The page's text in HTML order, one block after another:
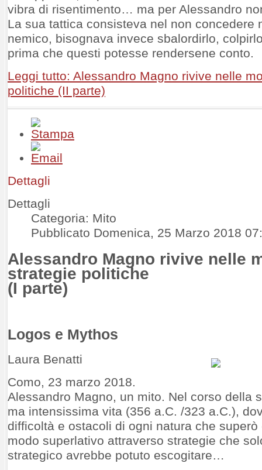
минут
. Всё, что требуется — смартфон или
ноутбук, карта и базовые данные. Система
работает автоматически, проверяет анкету и
выдаёт решение без звонков или ожидания. Это
не просто удобно — это даёт уверенность, что в
любой момент можно рассчитывать на быструю
круглосуточно, включая праздники и выходные.
Формат идеально подходит тем, кто живёт в
быстром темпе и не может позволить себе терять
становятся продолжением нашей мобильности —
всё решается в один клик, и именно в нужную
секунду.
vibra di risentimento… ma per Alessandro
La sua tattica consisteva nel non concedere
nemico, bisognava invece sbalordirlo,
prima che questi potesse rendersene conto.
Leggi tutto: Alessandro Magno rivive nelle
politiche (II parte)
Dettagli
Dettagli
Categoria: Mito
Pubblicato Domenica, 25 Marzo 2018
Alessandro Magno rivive nelle
strategie politiche
(I parte)
Logos e Mythos
Laura Benatti
Como, 23 marzo 2018.
Alessandro Magno, un mito. Nel corso della
ma intensissima vita (356 a.C. /323 a.C.),
difficoltà e ostacoli di ogni natura che
modo superlativo attraverso strategie che
strategico avrebbe potuto escogitare…